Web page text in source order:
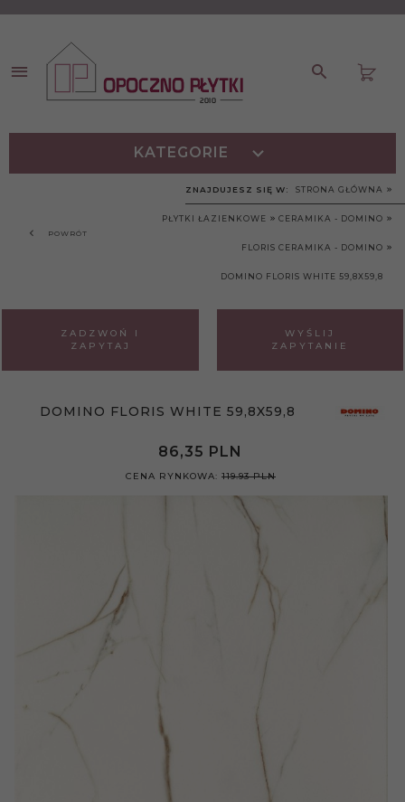
KATEGORIE
POWRÓT
ZNAJDUJESZ SIĘ W: STRONA GŁÓWNA
PŁYTKI ŁAZIENKOWE CERAMIKA - DOMINO
FLORIS CERAMIKA - DOMINO
DOMINO FLORIS WHITE 59,8X59,8
ZADZWOŃ I
ZAPYTAJ
WYŚLIJ
ZAPYTANIE
DOMINO FLORIS WHITE 59,8X59,8
86,35 PLN
CENA RYNKOWA: 119.93 PLN